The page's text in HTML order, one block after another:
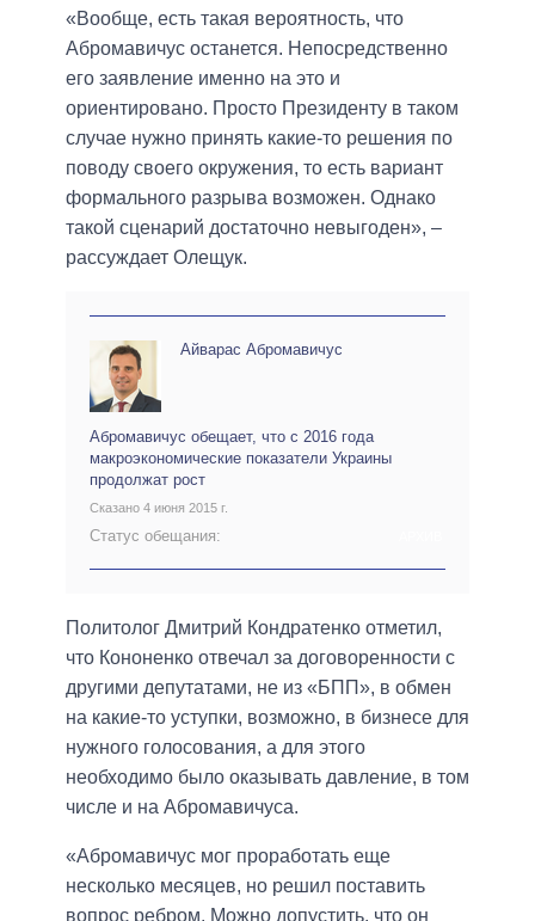
«Вообще, есть такая вероятность, что
Абромавичус останется. Непосредственно
его заявление именно на это и
ориентировано. Просто Президенту в таком
случае нужно принять какие-то решения по
поводу своего окружения, то есть вариант
формального разрыва возможен. Однако
такой сценарий достаточно невыгоден», –
рассуждает Олещук.
Айварас Абромавичус
Абромавичус обещает, что с 2016 года
макроэкономические показатели Украины
продолжат рост
Сказано 4 июня 2015 г.
Статус обещания:
Политолог Дмитрий Кондратенко отметил,
что Кононенко отвечал за договоренности с
другими депутатами, не из «БПП», в обмен
на какие-то уступки, возможно, в бизнесе для
нужного голосования, а для этого
необходимо было оказывать давление, в том
числе и на Абромавичуса.
«Абромавичус мог проработать еще
несколько месяцев, но решил поставить
вопрос ребром. Можно допустить, что он